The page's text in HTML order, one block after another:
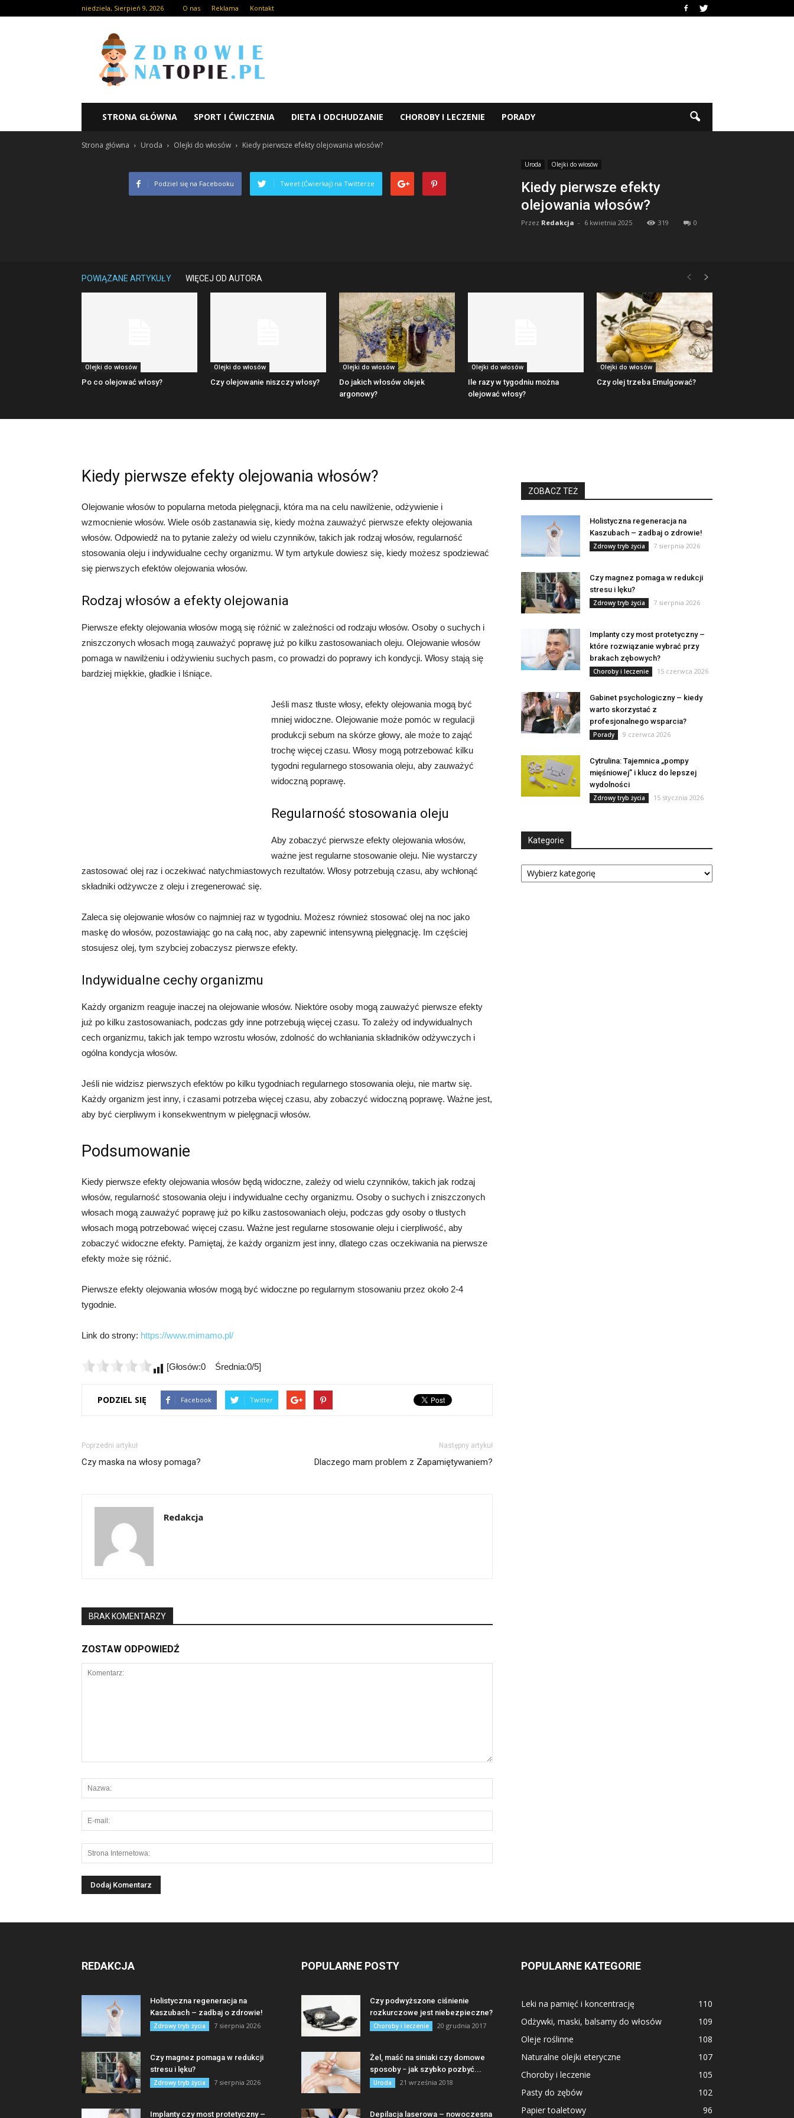
niedziela, Sierpień 9, 2026 O nas Reklama Kontakt
STRONA GŁÓWNA SPORT I ĆWICZENIA DIETA I ODCHUDZANIE CHOROBY I LECZENIE PORADY
Strona główna Uroda Olejki do włosów Kiedy pierwsze efekty olejowania włosów?
Uroda Olejki do włosów
Kiedy pierwsze efekty
olejowania włosów?
Przez Redakcja - 6 kwietnia 2025 319 0
Podziel się na Facebooku Tweet (Ćwierkaj) na Twitterze
POWIĄZANE ARTYKUŁY WIĘCEJ OD AUTORA
Olejki do włosów
Po co olejować włosy?
Olejki do włosów
Czy olejowanie niszczy włosy?
Olejki do włosów
Do jakich włosów olejek
argonowy?
Olejki do włosów
Ile razy w tygodniu można
olejować włosy?
Olejki do włosów
Czy olej trzeba Emulgować?
Kiedy pierwsze efekty olejowania włosów?
Olejowanie włosów to popularna metoda pielęgnacji, która ma na celu nawilżenie, odżywienie i
wzmocnienie włosów. Wiele osób zastanawia się, kiedy można zauważyć pierwsze efekty olejowania
włosów. Odpowiedź na to pytanie zależy od wielu czynników, takich jak rodzaj włosów, regularność
stosowania oleju i indywidualne cechy organizmu. W tym artykule dowiesz się, kiedy możesz spodziewać
się pierwszych efektów olejowania włosów.
Rodzaj włosów a efekty olejowania
Pierwsze efekty olejowania włosów mogą się różnić w zależności od rodzaju włosów. Osoby o suchych i
zniszczonych włosach mogą zauważyć poprawę już po kilku zastosowaniach oleju. Olejowanie włosów
pomaga w nawilżeniu i odżywieniu suchych pasm, co prowadzi do poprawy ich kondycji. Włosy stają się
bardziej miękkie, gładkie i lśniące.
Jeśli masz tłuste włosy, efekty olejowania mogą być
mniej widoczne. Olejowanie może pomóc w regulacji
produkcji sebum na skórze głowy, ale może to zająć
trochę więcej czasu. Włosy mogą potrzebować kilku
tygodni regularnego stosowania oleju, aby zauważyć
widoczną poprawę.
Regularność stosowania oleju
Aby zobaczyć pierwsze efekty olejowania włosów,
ważne jest regularne stosowanie oleju. Nie wystarczy
zastosować olej raz i oczekiwać natychmiastowych rezultatów. Włosy potrzebują czasu, aby wchłonąć
składniki odżywcze z oleju i zregenerować się.
Zaleca się olejowanie włosów co najmniej raz w tygodniu. Możesz również stosować olej na noc jako
maskę do włosów, pozostawiając go na całą noc, aby zapewnić intensywną pielęgnację. Im częściej
stosujesz olej, tym szybciej zobaczysz pierwsze efekty.
Indywidualne cechy organizmu
Każdy organizm reaguje inaczej na olejowanie włosów. Niektóre osoby mogą zauważyć pierwsze efekty
już po kilku zastosowaniach, podczas gdy inne potrzebują więcej czasu. To zależy od indywidualnych
cech organizmu, takich jak tempo wzrostu włosów, zdolność do wchłaniania składników odżywczych i
ogólna kondycja włosów.
Jeśli nie widzisz pierwszych efektów po kilku tygodniach regularnego stosowania oleju, nie martw się.
Każdy organizm jest inny, i czasami potrzeba więcej czasu, aby zobaczyć widoczną poprawę. Ważne jest,
aby być cierpliwym i konsekwentnym w pielęgnacji włosów.
Podsumowanie
Kiedy pierwsze efekty olejowania włosów będą widoczne, zależy od wielu czynników, takich jak rodzaj
włosów, regularność stosowania oleju i indywidualne cechy organizmu. Osoby o suchych i zniszczonych
włosach mogą zauważyć poprawę już po kilku zastosowaniach oleju, podczas gdy osoby o tłustych
włosach mogą potrzebować więcej czasu. Ważne jest regularne stosowanie oleju i cierpliwość, aby
zobaczyć widoczne efekty. Pamiętaj, że każdy organizm jest inny, dlatego czas oczekiwania na pierwsze
efekty może się różnić.
Pierwsze efekty olejowania włosów mogą być widoczne po regularnym stosowaniu przez około 2-4
tygodnie.
Link do strony: https://www.mimamo.pl/
[Głosów:0 Średnia:0/5]
PODZIEL SIĘ Facebook Twitter
Poprzedni artykuł
Czy maska na włosy pomaga?
Następny artykuł
Dlaczego mam problem z Zapamiętywaniem?
Redakcja
BRAK KOMENTARZY
ZOSTAW ODPOWIEDŹ
ZOBACZ TEŻ
Holistyczna regeneracja na
Kaszubach – zadbaj o zdrowie!
Zdrowy tryb życia 7 sierpnia 2026
Czy magnez pomaga w redukcji
stresu i lęku?
Zdrowy tryb życia 7 sierpnia 2026
Implanty czy most protetyczny –
które rozwiązanie wybrać przy
brakach zębowych?
Choroby i leczenie 15 czerwca 2026
Gabinet psychologiczny – kiedy
warto skorzystać z
profesjonalnego wsparcia?
Porady 9 czerwca 2026
Cytrulina: Tajemnica „pompy
mięśniowej” i klucz do lepszej
wydolności
Zdrowy tryb życia 15 stycznia 2026
Kategorie
Kategorie
REDAKCJA
Holistyczna regeneracja na
Kaszubach – zadbaj o zdrowie!
Zdrowy tryb życia 7 sierpnia 2026
Czy magnez pomaga w redukcji
stresu i lęku?
Zdrowy tryb życia 7 sierpnia 2026
Implanty czy most protetyczny –
POPULARNE POSTY
Czy podwyższone ciśnienie
rozkurczowe jest niebezpieczne?
Choroby i leczenie 20 grudnia 2017
Żel, maść na siniaki czy domowe
sposoby − jak szybko pozbyć...
Uroda 21 września 2018
Depilacja laserowa – nowoczesna
POPULARNE KATEGORIE
Leki na pamięć i koncentrację
110
Odżywki, maski, balsamy do włosów
109
Oleje roślinne
108
Naturalne olejki eteryczne
107
Choroby i leczenie
105
Pasty do zębów
102
Papier toaletowy
96